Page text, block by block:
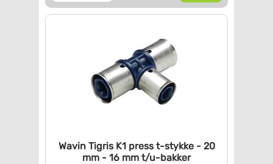
Wavin Tigris K1 press t-stykke- 20
mm - 16 mm t/u-bakker